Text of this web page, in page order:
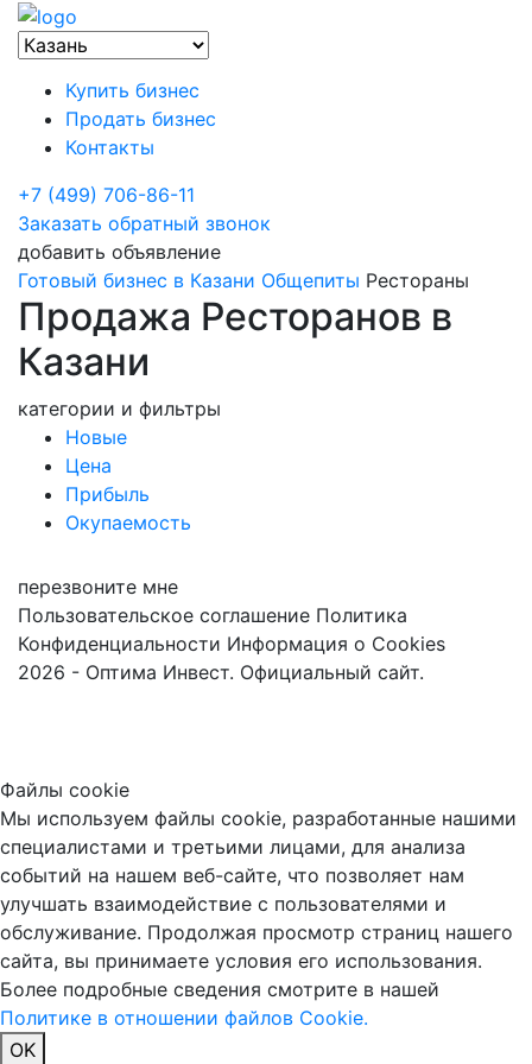
Купить бизнес
Продать бизнес
Контакты
+7 (499) 706-86-11
Заказать обратный звонок
добавить объявление
Готовый бизнес в Казани Общепиты Рестораны
Продажа Ресторанов в
Казани
категории и фильтры
Новые
Цена
Прибыль
Окупаемость
перезвоните мне
Пользовательское соглашение Политика
Конфиденциальности Информация о Cookies
2026 - Оптима Инвест. Официальный сайт.
Файлы cookie
Мы используем файлы cookie, разработанные нашими
специалистами и третьими лицами, для анализа
событий на нашем веб-сайте, что позволяет нам
улучшать взаимодействие с пользователями и
обслуживание. Продолжая просмотр страниц нашего
сайта, вы принимаете условия его использования.
Более подробные сведения смотрите в нашей
Политике в отношении файлов Cookie.
OK